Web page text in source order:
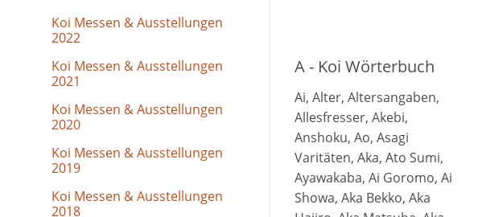
Koi Messen & Ausstellungen
2022
Koi Messen & Ausstellungen
2021
Koi Messen & Ausstellungen
2020
Koi Messen & Ausstellungen
2019
Koi Messen & Ausstellungen
2018
A - Koi Wörterbuch
Ai, Alter, Altersangaben,
Allesfresser, Akebi,
Anshoku, Ao, Asagi
Varitäten, Aka, Ato Sumi,
Ayawakaba, Ai Goromo, Ai
Showa, Aka Bekko, Aka